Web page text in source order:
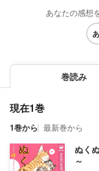
あなたの感想
巻読み
現在1巻
1巻から 最新巻から
ぬく
～